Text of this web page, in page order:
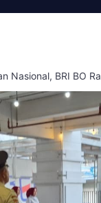
Nasional, BRI BO